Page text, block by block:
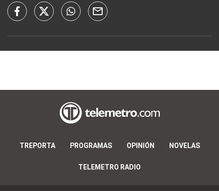
TREPORTA PROGRAMAS OPINIÓN NOVELAS
TELEMETRO RADIO